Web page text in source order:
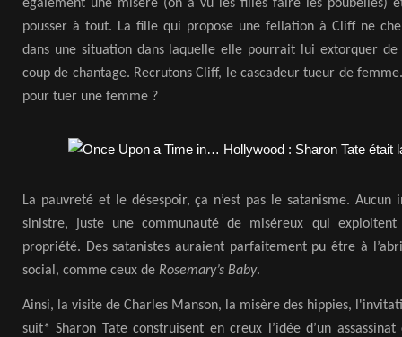
également une misère (on a vu les filles faire les poubelles)
pousser à tout. La fille qui propose une fellation à Cliff ne
dans une situation dans laquelle elle pourrait lui extorquer
coup de chantage. Recrutons Cliff, le cascadeur tueur de
pour tuer une femme ?
La pauvreté et le désespoir, ça n’est pas le satanisme.
sinistre, juste une communauté de miséreux qui
propriété. Des satanistes auraient parfaitement pu être à
social, comme ceux de Rosemary’s Baby.
Ainsi, la visite de Charles Manson, la misère des hippies,
suit* Sharon Tate construisent en creux l’idée d’un